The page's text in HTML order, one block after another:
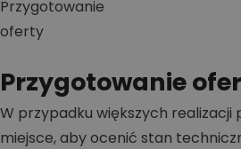
Przygotowanie
W przypadku większych realizacji
miejsce, aby ocenić stan